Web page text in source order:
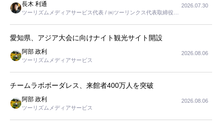
長木 利通
ツーリズムメディアサービス代表 / ㈱ツーリンクス代表取締役社
2026.07.30
愛知県、アジア大会に向けナイト観光サイト開設
阿部 政利
ツーリズムメディアサービス
2026.08.06
チームラボボーダレス、来館者400万人を突破
阿部 政利
ツーリズムメディアサービス
2026.08.06